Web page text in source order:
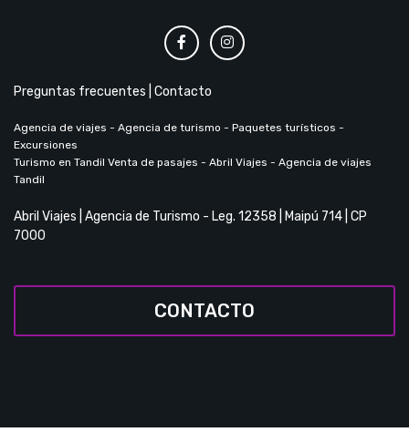
Preguntas frecuentes Contacto
Agencia de viajes - Agencia de turismo - Paquetes turísticos -
Excursiones
Turismo en Tandil Venta de pasajes - Abril Viajes - Agencia de viajes
Tandil
Abril Viajes | Agencia de Turismo - Leg. 12358 | Maipú 714 | CP
7000
CONTACTO